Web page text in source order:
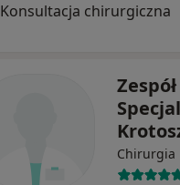
Konsultacja chirurgiczna
Chirurgia